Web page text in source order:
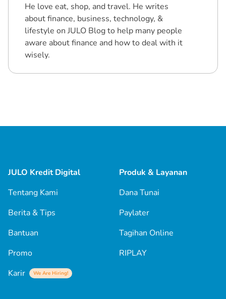
He love eat, shop, and travel. He writes
about finance, business, technology, &
lifestyle on JULO Blog to help many people
aware about finance and how to deal with it
wisely.
JULO Kredit Digital
Tentang Kami
Berita & Tips
Bantuan
Promo
Karir
We Are Hiring!
Produk & Layanan
Dana Tunai
Paylater
Tagihan Online
RIPLAY